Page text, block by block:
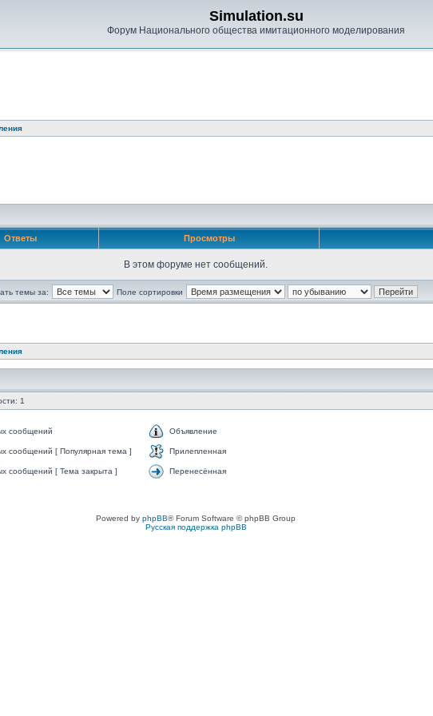
Simulation.su
Форум Национального общества имитационного моделирования
Ответы Просмотры
В этом форуме нет сообщений.
темы за: Поле сортировки
1
сообщений Объявление
сообщений [ Популярная тема ] Прилепленная
сообщений [ Тема закрыта ] Перенесённая
Powered by phpBB® Forum Software © phpBB Group
Русская поддержка phpBB